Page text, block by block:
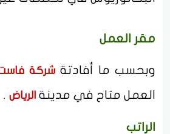
مقر العمل
وبحسب ما أفادتةشركة فاست
العمل متاح في مدينة الرياض .
الراتب